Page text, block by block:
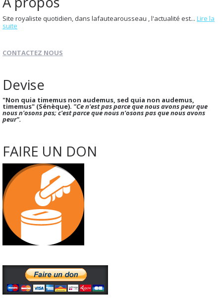
Site royaliste quotidien, dans lafautearousseau , l'actualité est... Lire la
suite
CONTACTEZ NOUS
Devise
"Non quia timemus non audemus, sed quia non audemus,
timemus" (Sénèque). "Ce n'est pas parce que nous avons peur que
nous n'osons pas; c'est parce que nous n'osons pas que nous avons
peur".
FAIRE UN DON